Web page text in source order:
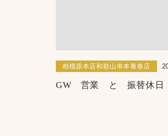
相模原本店和歌山串本養春店
GW 営業 と 振替休日